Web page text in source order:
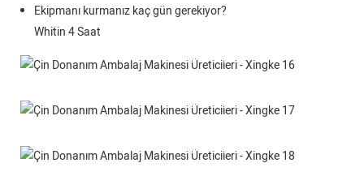
Ekipmanı kurmanız kaç gün gerekiyor?
Whitin 4 Saat
Basit kahraman birimi, öne çıkan içeriğe veya
Basit kahraman birimi, öne çıkan içeriğe veya
Basit kahraman birimi, öne çıkan içeriğe veya